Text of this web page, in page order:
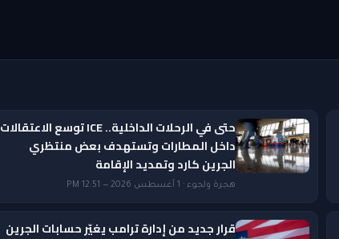
حتى في الرحلات الداخلية.. ICE توسع الاعتقالات
داخل المطارات وتستهدف بعض منتظري
الجرين كارد وتمديد الإقامة
هجرة ولجوء · 1 أغسطس 2026 — 12:51 PM
قرار جديد من إدارة ترامب يغيّر حسابات الجرين